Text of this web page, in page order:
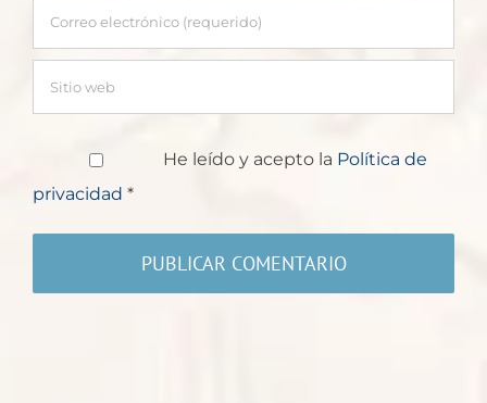
He leído y acepto la Política de
privacidad *